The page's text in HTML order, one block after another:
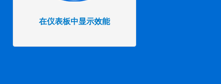
在仪表板中显示效能